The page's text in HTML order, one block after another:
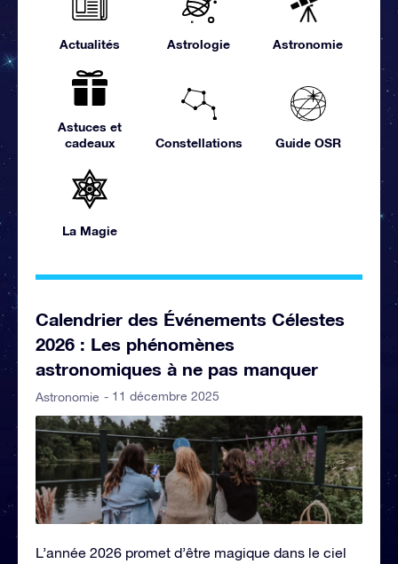
Actualités Astrologie Astronomie
Astuces et
cadeaux
Constellations Guide OSR
La Magie
Calendrier des Événements Célestes
2026 : Les phénomènes
astronomiques à ne pas manquer
Astronomie - 11 décembre 2025
L’année 2026 promet d’être magique dans le ciel